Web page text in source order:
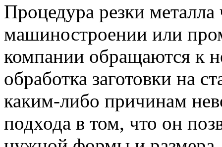
Процедура резки
машиностроении или
компании обращаются к
обработка заготовки на
каким-либо причинам
подхода в том, что он